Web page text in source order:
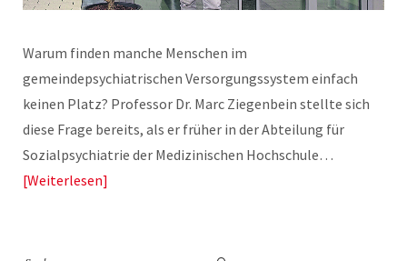
Warum finden manche Menschen im
gemeindepsychiatrischen Versorgungssystem einfach
keinen Platz? Professor Dr. Marc Ziegenbein stellte sich
diese Frage bereits, als er früher in der Abteilung für
Sozialpsychiatrie der Medizinischen Hochschule…
Weiterlesen